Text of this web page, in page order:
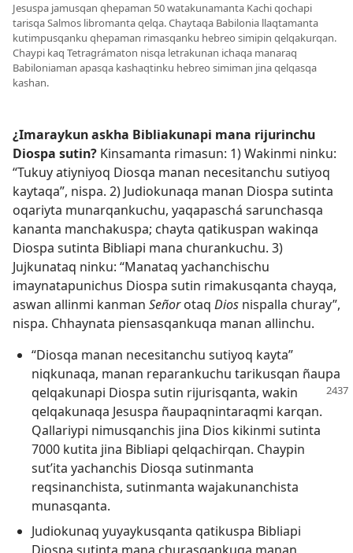
Jesuspa jamusqan qhepaman 50 watakunamanta Kachi qochapi
tarisqa Salmos libromanta qelqa. Chaytaqa Babilonia llaqtamanta
kutimpusqanku qhepaman rimasqanku hebreo simipin qelqakurqan.
Chaypi kaq Tetragrámaton nisqa letrakunan ichaqa manaraq
Babiloniaman apasqa kashaqtinku hebreo simiman jina qelqasqa
kashan.
¿Imaraykun askha Bibliakunapi mana rijurinchu
Diospa sutin? Kinsamanta rimasun: 1) Wakinmi ninku:
“Tukuy atiyniyoq Diosqa manan necesitanchu sutiyoq
kaytaqa”, nispa. 2) Judiokunaqa manan Diospa sutinta
oqariyta munarqankuchu, yaqapaschá sarunchasqa
kananta manchakuspa; chayta qatikuspan wakinqa
Diospa sutinta Bibliapi mana churankuchu. 3)
Jujkunataq ninku: “Manataq yachanchischu
imaynatapunichus Diospa sutin rimakusqanta chayqa,
aswan allinmi kanman Señorotaq Dios nispalla churay”,
nispa. Chhaynata piensasqankuqa manan allinchu.
“Diosqa manan necesitanchu sutiyoq kayta”
niqkunaqa, manan reparankuchu tarikusqan ñaupa
qelqakunapi Diospa sutin rijurisqanta, wakin
qelqakunaqa Jesuspa ñaupaqnintaraqmi karqan.
Qallariypi nimusqanchis jina Dios kikinmi sutinta
7000 kutita jina Bibliapi qelqachirqan. Chaypin
sut’ita yachanchis Diosqa sutinmanta
reqsinanchista, sutinmanta wajakunanchista
munasqanta.
Judiokunaq yuyaykusqanta qatikuspa Bibliapi